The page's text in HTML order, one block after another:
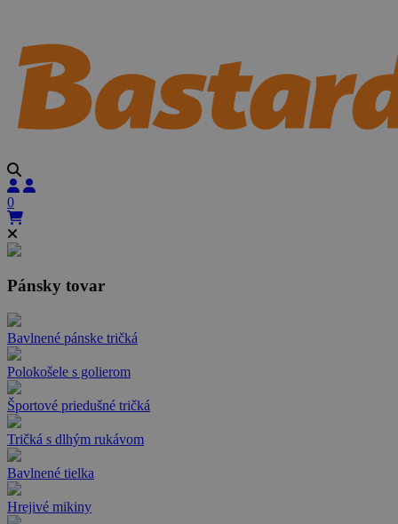
0
Pánsky tovar
Bavlnené pánske tričká
Polokošele s golierom
Športové priedušné tričká
Tričká s dlhým rukávom
Bavlnené tielka
Hrejivé mikiny